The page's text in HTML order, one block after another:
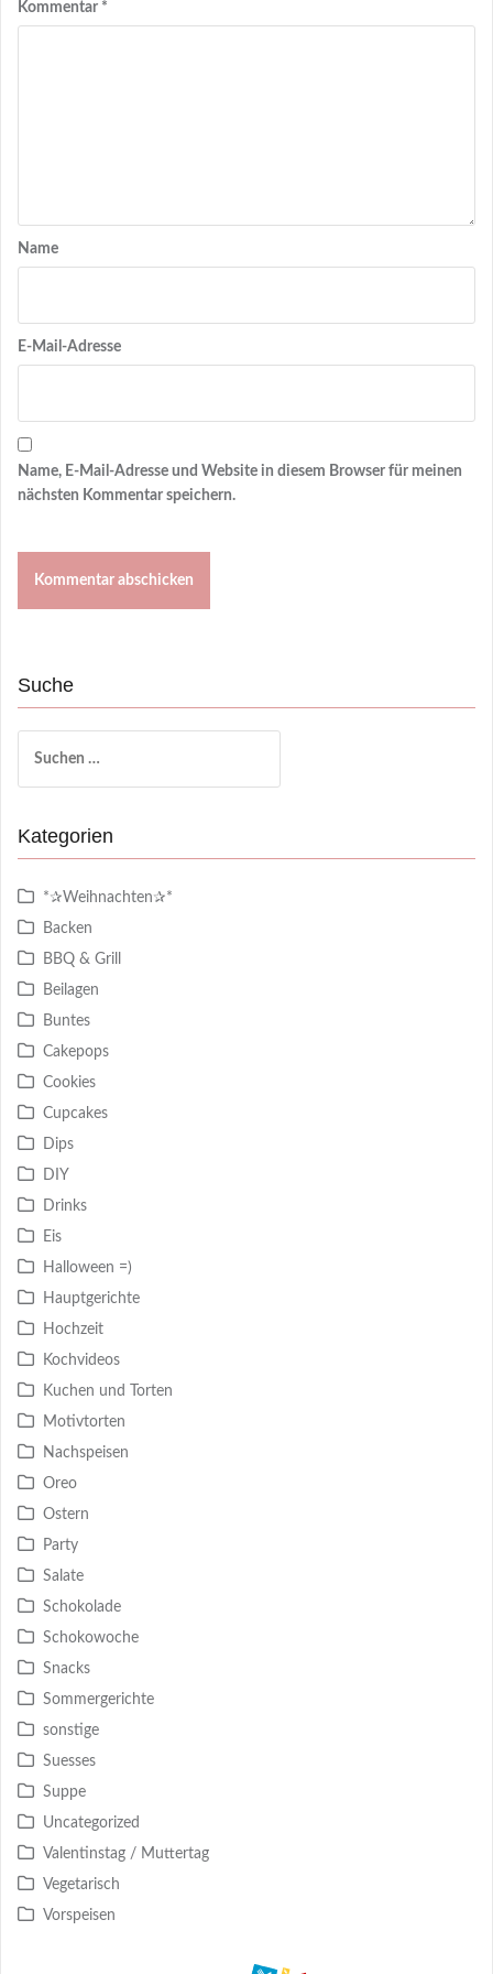
Kommentar *
Name
E-Mail-Adresse
Name, E-Mail-Adresse und Website in diesem Browser für meinen
nächsten Kommentar speichern.
Suche
nach:
Kategorien
*✰Weihnachten✰*
Backen
BBQ & Grill
Beilagen
Buntes
Cakepops
Cookies
Cupcakes
Dips
DIY
Drinks
Eis
Halloween =)
Hauptgerichte
Hochzeit
Kochvideos
Kuchen und Torten
Motivtorten
Nachspeisen
Oreo
Ostern
Party
Salate
Schokolade
Schokowoche
Snacks
Sommergerichte
sonstige
Suesses
Suppe
Uncategorized
Valentinstag / Muttertag
Vegetarisch
Vorspeisen